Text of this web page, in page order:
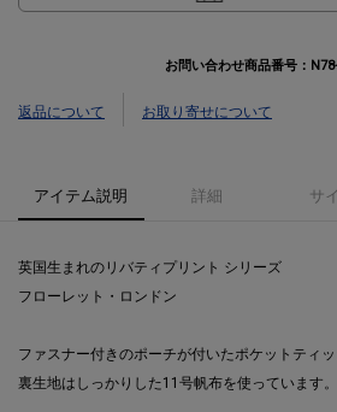
お問い合わせ商品番号：
返品について お取り寄せについて
アイテム説明 詳細 サ
英国生まれのリバティプリント シリーズ
フローレット・ロンドン
ファスナー付きのポーチが付いたポケットティッ
裏生地はしっかりした11号帆布を使っています。